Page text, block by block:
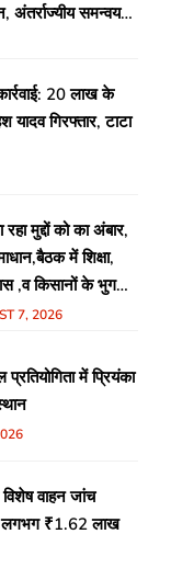
अंतर्राज्यीय समन्वय
20 लाख के
गिरफ्तार, टाटा
मुद्दों को का अंबार,
में शिक्षा,
किसानों के भुगतान
7, 2026
में प्रियंका
वाहन जांच
लगभग ₹1.62 लाख